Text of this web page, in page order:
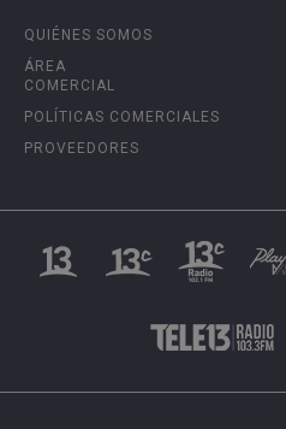
QUIÉNES SOMOS
ÁREA
COMERCIAL
POLÍTICAS COMERCIALES
PROVEEDORES